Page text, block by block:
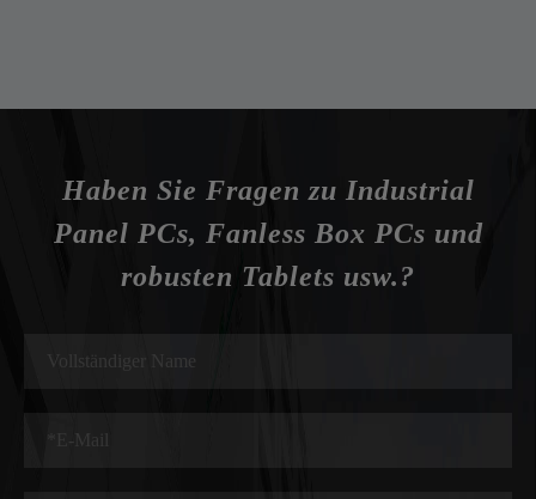
Haben Sie Fragen zu Industrial
Panel PCs, Fanless Box PCs und
robusten Tablets usw.?